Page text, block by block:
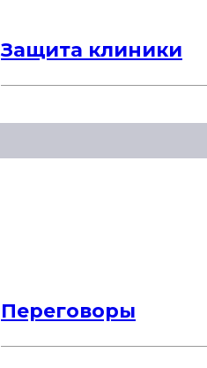
Защита клиники
Переговоры